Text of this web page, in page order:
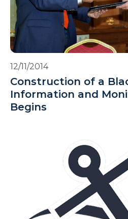
12/11/2014
Construction of a
Information and
Begins